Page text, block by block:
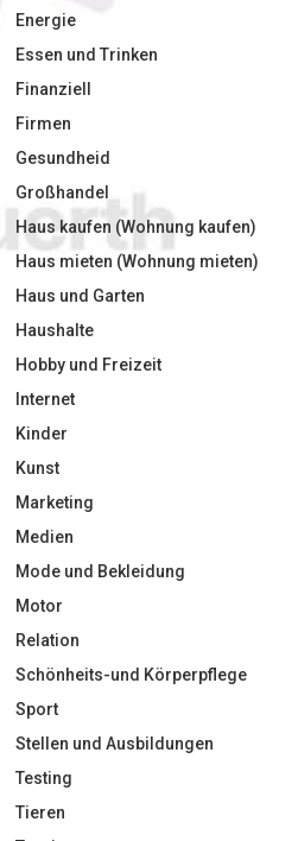
Energie
Essen und Trinken
Finanziell
Firmen
Gesundheid
Großhandel
Haus kaufen (Wohnung kaufen)
Haus mieten (Wohnung mieten)
Haus und Garten
Haushalte
Hobby und Freizeit
Internet
Kinder
Kunst
Marketing
Medien
Mode und Bekleidung
Motor
Relation
Schönheits-und Körperpflege
Sport
Stellen und Ausbildungen
Testing
Tieren